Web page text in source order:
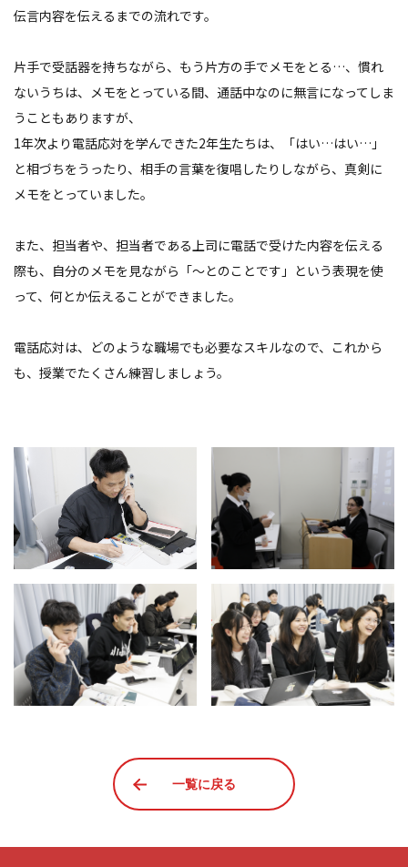
伝言内容を伝えるまでの流れです。
片手で受話器を持ちながら、もう片方の手でメモをとる…、慣れ
ないうちは、メモをとっている間、通話中なのに無言になってしま
うこともありますが、
1年次より電話応対を学んできた2年生たちは、「はい…はい…」
と相づちをうったり、相手の言葉を復唱したりしながら、真剣に
メモをとっていました。
また、担当者や、担当者である上司に電話で受けた内容を伝える
際も、自分のメモを見ながら「～とのことです」という表現を使
って、何とか伝えることができました。
電話応対は、どのような職場でも必要なスキルなので、これから
も、授業でたくさん練習しましょう。
一覧に戻る